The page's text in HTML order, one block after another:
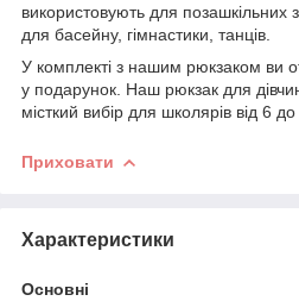
використовують для позашкільних
для басейну, гімнастики, танців.
У комплекті з нашим рюкзаком ви
у подарунок. Наш рюкзак для
місткий вибір для школярів від 6 до
Приховати
Характеристики
Основні